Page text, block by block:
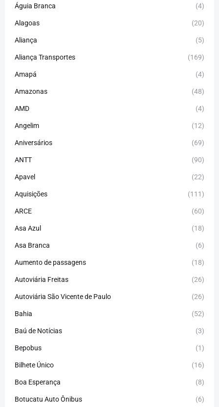
Águia Branca (4)
Alagoas (20)
Aliança (5)
Aliança Transportes (169)
Amapá (4)
Amazonas (48)
AMD (4)
Angelim (12)
Aniversários (69)
ANTT (90)
Apavel (22)
Aquisições (111)
ARCE (60)
Asa Azul (18)
Asa Branca (6)
Aumento de passagens (18)
Autoviária Freitas (26)
Autoviária São Vicente de Paulo (26)
Bahia (52)
Baú de Notícias (3)
Bepobus (1)
Bilhete Único (16)
Boa Esperança (8)
Botucatu Auto Ônibus (6)